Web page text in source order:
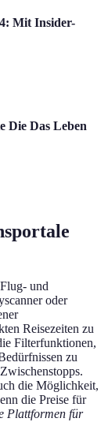
Mit Insider-
Die Das Leben
und
oder
Reisezeiten zu
Filterfunktionen,
zu
die Möglichkeit,
die Preise für
Plattformen für